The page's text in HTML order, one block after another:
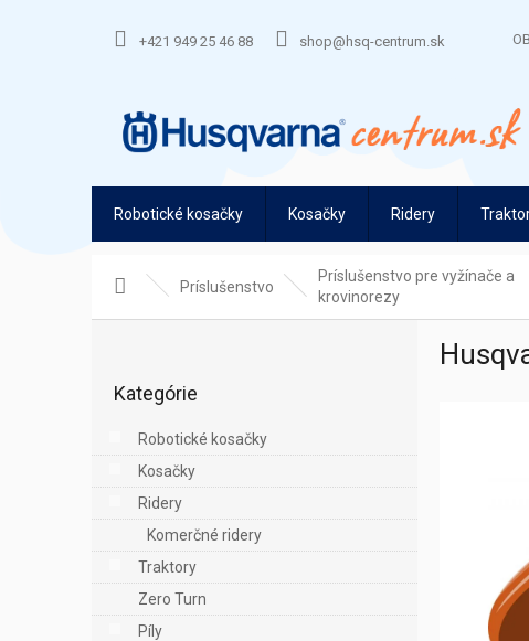
+421 949 25 46 88 shop@hsq-centrum.sk
Robotické kosačky Kosačky Ridery
DomovPríslušenstvo
Príslušenstvo pre vyžínače a
krovinorezy
p
e
l
kategórie
Kategórie
Robotické kosačky
Kosačky
Ridery
Komerčné ridery
Traktory
Zero Turn
Píly